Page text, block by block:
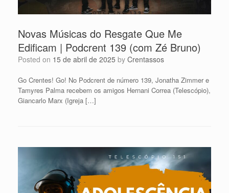
Novas Músicas do Resgate Que Me
Edificam | Podcrent 139 (com Zé Bruno)
Posted on 15 de abril de 2025 by Crentassos
Go Crentes! Go! No Podcrent de número 139, Jonatha Zimmer e
Tamyres Palma recebem os amigos Hernani Correa (Telescópio),
Giancarlo Marx (Igreja […]